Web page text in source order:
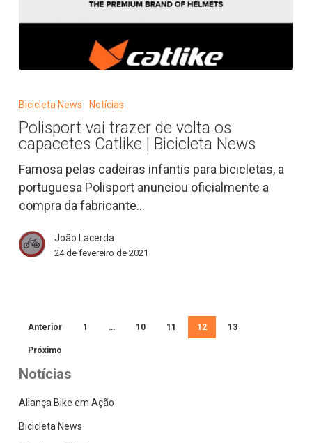
vai
de
volta
os
capacetes
Catlike
Bicicleta
News
Bicicleta News Notícias
Polisport vai trazer de volta os
capacetes Catlike | Bicicleta News
Famosa pelas cadeiras infantis para bicicletas, a
portuguesa Polisport anunciou oficialmente a
compra da fabricante…
João Lacerda
24 de fevereiro de 2021
Anterior 1 … 10 11 12 13
Próximo
Notícias
Aliança Bike em Ação
Bicicleta News